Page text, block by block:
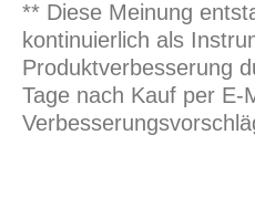
** Diese Meinung
kontinuierlich als
Produktverbesserung
Tage nach Kauf per E-